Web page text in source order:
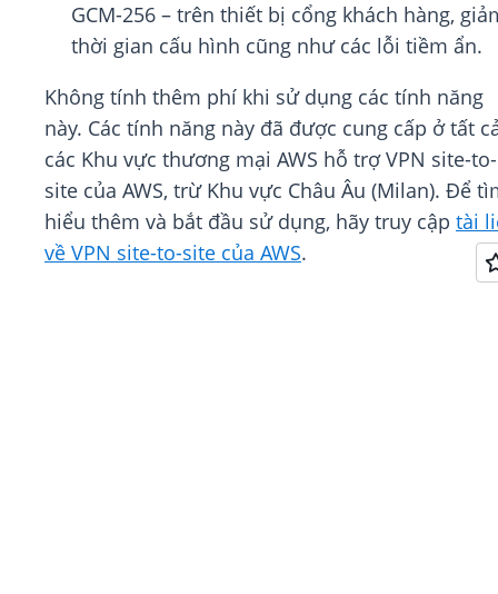
GCM-256 – trên thiết bị cổng khách hàng,
thời gian cấu hình cũng như các lỗi tiềm ẩn.
Không tính thêm phí khi sử dụng các tính năng
này. Các tính năng này đã được cung cấp ở tất
các Khu vực thương mại AWS hỗ trợ VPN site-to-
site của AWS, trừ Khu vực Châu Âu (Milan). Để
hiểu thêm và bắt đầu sử dụng, hãy truy cập tài
về VPN site-to-site của AWS.